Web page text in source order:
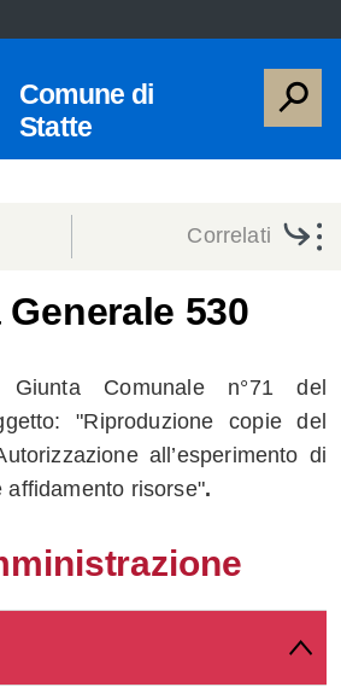
Comune di
Statte
Condividi
Facebook
su
Twitter
Condividi
su
Condividi
Whatsapp
Correlati
530
Giunta Comunale n°71 del
"Riproduzione copie del
all’esperimento di
affidamento risorse".